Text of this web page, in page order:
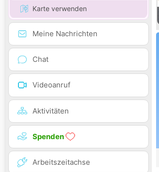
Karte verwenden
Meine Nachrichten
Chat
Videoanruf
Aktivitäten
Spenden
Arbeitszeitachse